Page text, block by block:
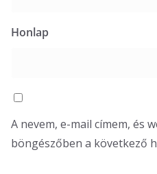
Honlap
A nevem, e-mail címem, és
böngészőben a következő